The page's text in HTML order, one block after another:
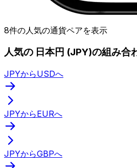
8件の人気の通貨ペアを表示
人気の 日本円 (JPY)の組み合
JPYからUSDへ
JPYからEURへ
JPYからGBPへ